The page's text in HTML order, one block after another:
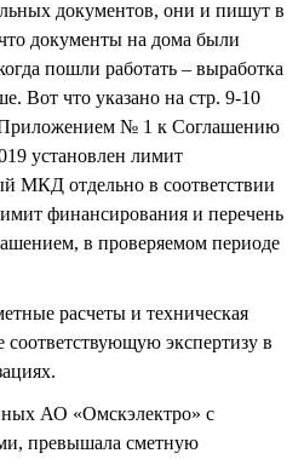
документов, они и пишут в
документы на дома были
пошли работать – выработка
Вот что указано на стр. 9-10
№ 1 к Соглашению
установлен лимит
МКД отдельно в соответствии
финансирования и перечень
в проверяемом периоде
расчеты и техническая
экспертизу в
АО «Омскэлектро» с
превышала сметную